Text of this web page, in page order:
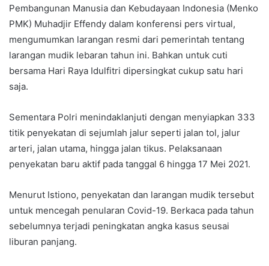
Pembangunan Manusia dan Kebudayaan Indonesia (Menko
PMK) Muhadjir Effendy dalam konferensi pers virtual,
mengumumkan larangan resmi dari pemerintah tentang
larangan mudik lebaran tahun ini. Bahkan untuk cuti
bersama Hari Raya Idulfitri dipersingkat cukup satu hari
saja.
Sementara Polri menindaklanjuti dengan menyiapkan 333
titik penyekatan di sejumlah jalur seperti jalan tol, jalur
arteri, jalan utama, hingga jalan tikus. Pelaksanaan
penyekatan baru aktif pada tanggal 6 hingga 17 Mei 2021.
Menurut Istiono, penyekatan dan larangan mudik tersebut
untuk mencegah penularan Covid-19. Berkaca pada tahun
sebelumnya terjadi peningkatan angka kasus seusai
liburan panjang.